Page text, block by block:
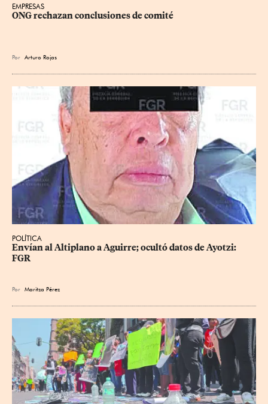
EMPRESAS
ONG rechazan conclusiones de comité
Por Arturo Rojas
POLÍTICA
Envían al Altiplano a Aguirre; ocultó datos de Ayotzi:
FGR
Por Maritza Pérez